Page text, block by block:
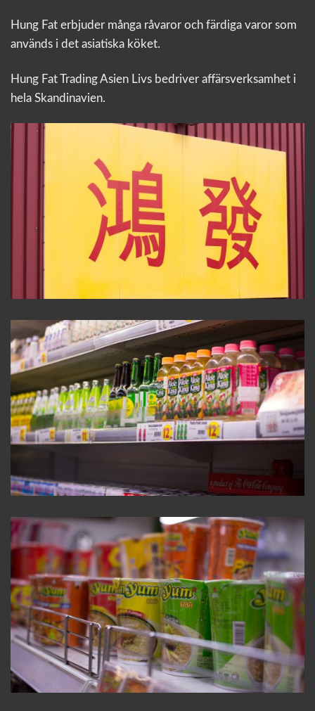
Hung Fat erbjuder många råvaror och färdiga varor som
används i det asiatiska köket.
Hung Fat Trading Asien Livs bedriver affärsverksamhet i
hela Skandinavien.